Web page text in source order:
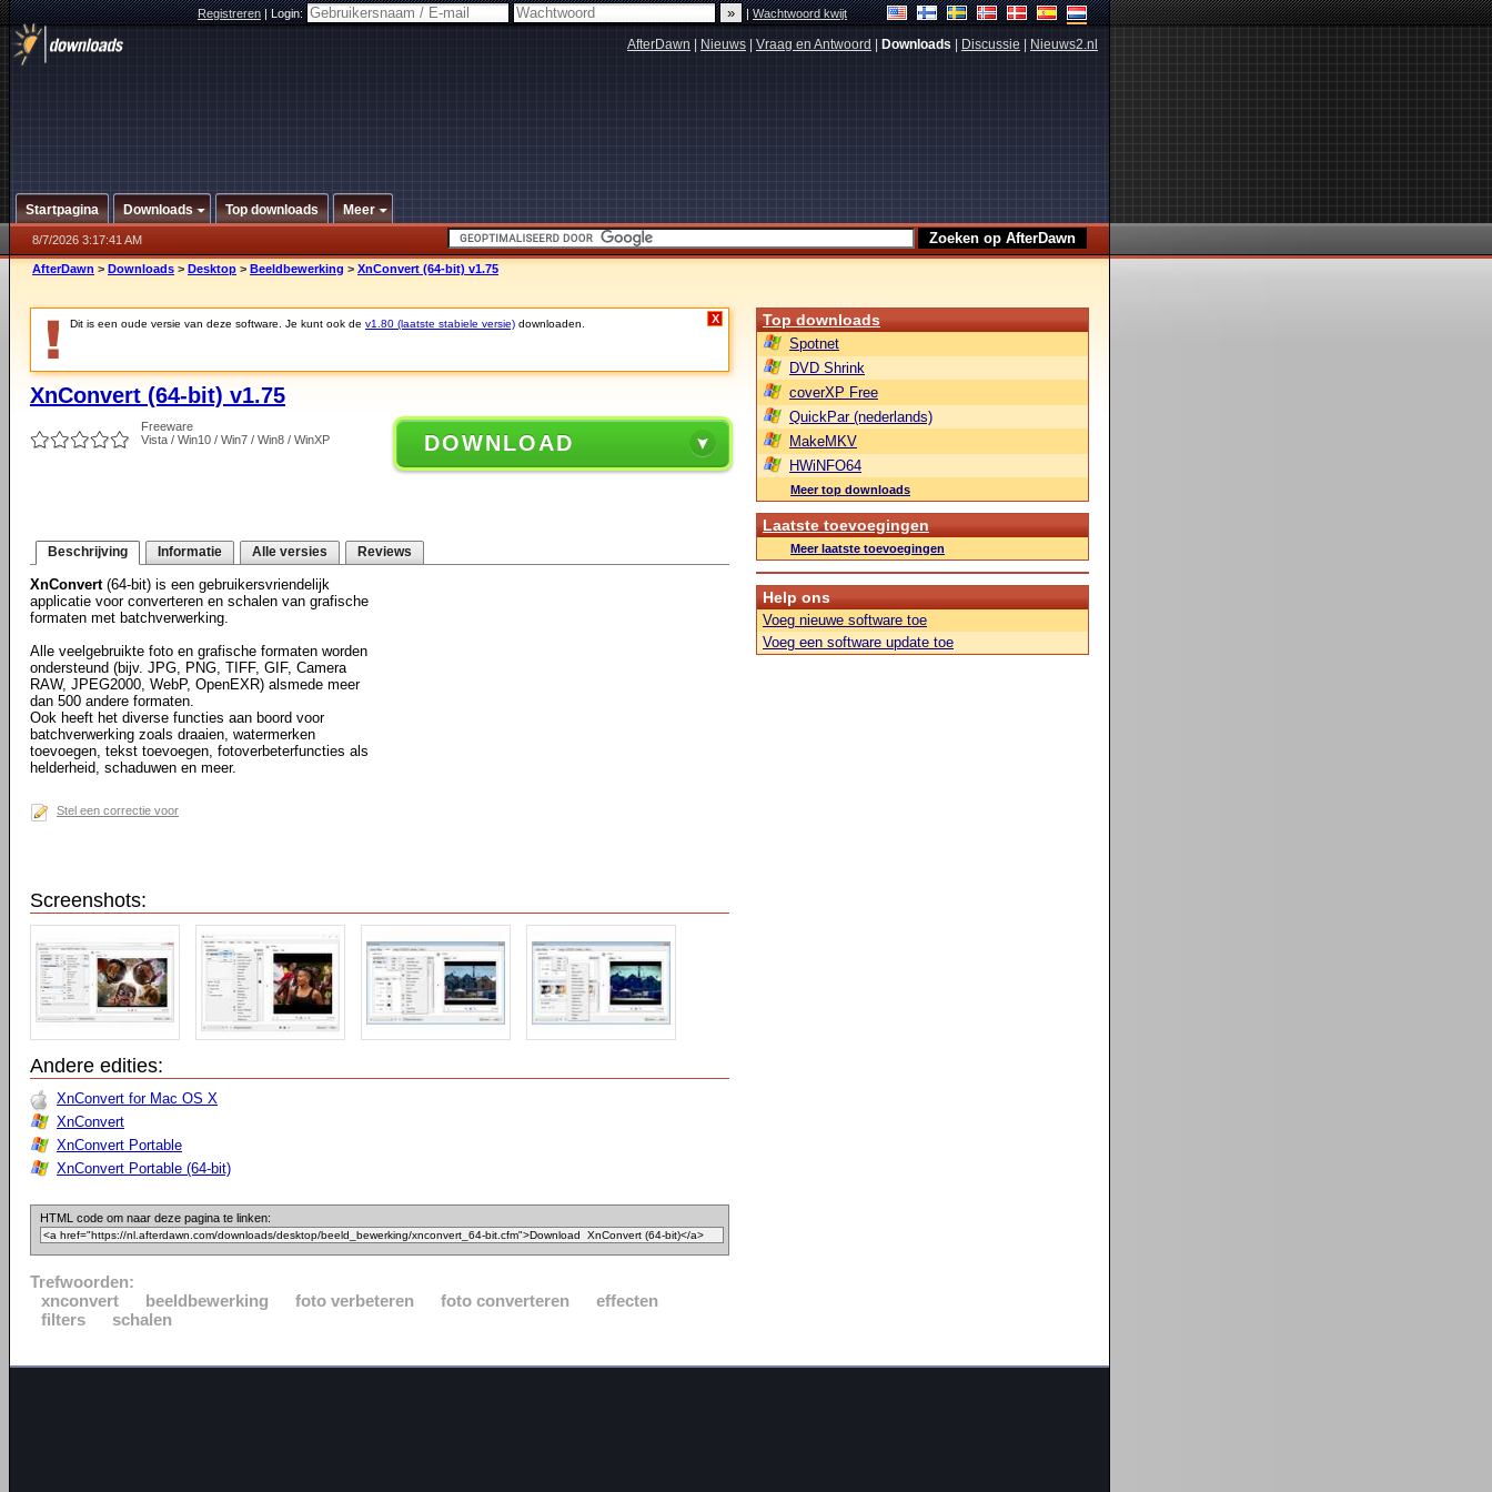
Registreren|Login: |Wachtwoord kwijt
AfterDawn Nieuws Vraag en Antwoord Downloads Discussie Nieuws2.nl
Startpagina Downloads Top downloads Meer
8/7/2026 3:17:41 AM
AfterDawn > Downloads > Desktop > Beeldbewerking > XnConvert (64-bit) v1.75
Dit is een oude versie van deze software. Je kunt ook de v1.80 (laatste stabiele versie) downloaden. X
XnConvert (64-bit) v1.75
Freeware
Vista / Win10 / Win7 / Win8 / WinXP
DOWNLOAD
Beschrijving Informatie Alle versies Reviews
XnConvert(64-bit) is een gebruikersvriendelijk
applicatie voor converteren en schalen van grafische
formaten met batchverwerking.
Alle veelgebruikte foto en grafische formaten worden
ondersteund (bijv. JPG, PNG, TIFF, GIF, Camera
RAW, JPEG2000, WebP, OpenEXR) alsmede meer
dan 500 andere formaten.
Ook heeft het diverse functies aan boord voor
batchverwerking zoals draaien, watermerken
toevoegen, tekst toevoegen, fotoverbeterfuncties als
helderheid, schaduwen en meer.
Stel een correctie voor
Screenshots:
Andere edities:
XnConvert for Mac OS X
XnConvert
XnConvert Portable
XnConvert Portable (64-bit)
HTML code om naar deze pagina te linken:
Trefwoorden:
xnconvert
beeldbewerking foto verbeteren foto converteren
effecten
filters
schalen
Top downloads
Spotnet
DVD Shrink
coverXP Free
QuickPar (nederlands)
MakeMKV
HWiNFO64
Meer top downloads
Laatste toevoegingen
Meer laatste toevoegingen
Help ons
Voeg nieuwe software toe
Voeg een software update toe